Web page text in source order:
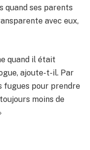
quand ses parents
avec eux,
quand il était
ajoute-t-il. Par
fugues pour prendre
moins de